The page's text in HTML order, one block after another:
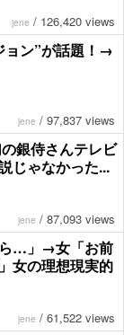
jene / 126,420 views
ョン”が話題！→
jene / 97,837 views
銀侍さんテレビ
じゃなかった...
jene / 87,093 views
ら…」→女「お前
女の理想現実的
jene / 61,522 views